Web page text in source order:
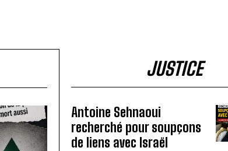
JUSTICE
Antoine Sehnaoui
recherché pour soupçons
de liens avec Israël